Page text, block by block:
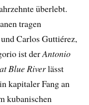
überlebt.
tragen
Carlos Guttiérez,
ist derAntonio
Blue Riverlässt
kapitaler Fang an
kubanischen